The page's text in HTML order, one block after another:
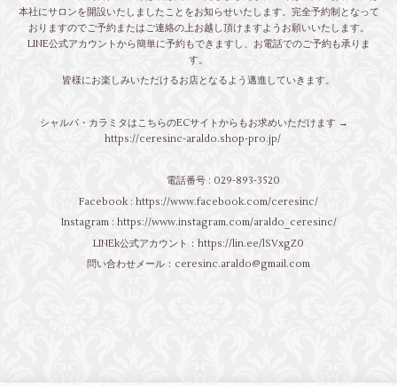
本社にサロンを開設いたしましたことをお知らせいたします。完全予約制となって
おりますのでご予約またはご連絡の上お越し頂けますようお願いいたします。
LINE公式アカウントから簡単に予約もできますし、お電話でのご予約も承りま
す。
皆様にお楽しみいただけるお店となるよう邁進していきます。
シャルパ・カラミタはこちらのECサイトからもお求めいただけます →
https://ceresinc-araldo.shop-pro.jp/
電話番号 : 029-893-3520
Facebook : https://www.facebook.com/ceresinc/
Instagram : https://www.instagram.com/araldo_ceresinc/
LINEk公式アカウント： https://lin.ee/lSVxgZ0
問い合わせメール：ceresinc.araldo@gmail.com